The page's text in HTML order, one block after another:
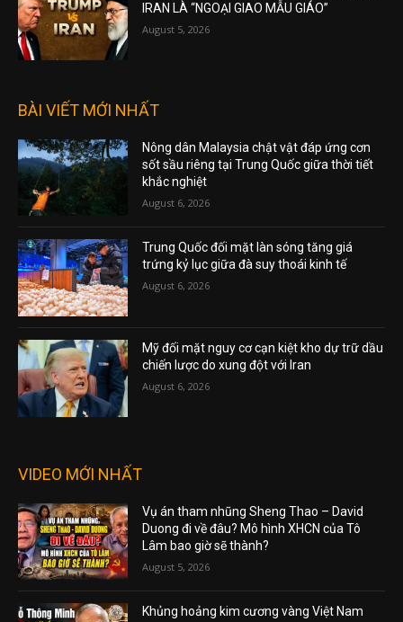
IRAN LÀ “NGOẠI GIAO MẪU GIÁO”
August 5, 2026
BÀI VIẾT MỚI NHẤT
Nông dân Malaysia chật vật đáp ứng cơn
sốt sầu riêng tại Trung Quốc giữa thời tiết
khắc nghiệt
August 6, 2026
Trung Quốc đối mặt làn sóng tăng giá
trứng kỷ lục giữa đà suy thoái kinh tế
August 6, 2026
Mỹ đối mặt nguy cơ cạn kiệt kho dự trữ dầu
chiến lược do xung đột với Iran
August 6, 2026
VIDEO MỚI NHẤT
Vụ án tham nhũng Sheng Thao – David
Duong đi về đâu? Mô hình XHCN của Tô
Lâm bao giờ sẽ thành?
August 5, 2026
Khủng hoảng kim cương vàng Việt Nam